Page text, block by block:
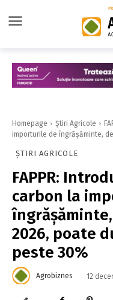
Homepage Știri Agricole
importurile de îngrăşăminte, de
ȘTIRI AGRICOLE
FAPPR:
carbon la
2026, poate
peste 30%
Agrobiznes 12